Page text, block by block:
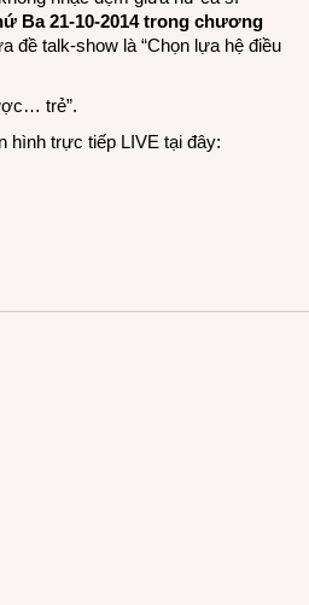
không
Ba 21-10-2014 trong chương
đề talk-show là “Chọn lựa hệ điều
trẻ”.
hình trực tiếp LIVE tại đây: